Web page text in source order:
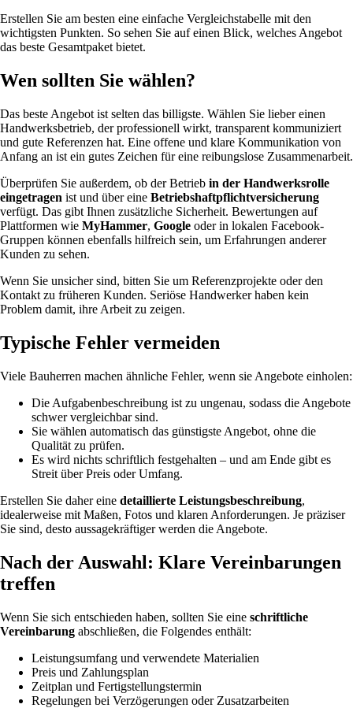
Erstellen Sie am besten eine einfache Vergleichstabelle mit den
wichtigsten Punkten. So sehen Sie auf einen Blick, welches Angebot
das beste Gesamtpaket bietet.
Wen sollten Sie wählen?
Das beste Angebot ist selten das billigste. Wählen Sie lieber einen
Handwerksbetrieb, der professionell wirkt, transparent kommuniziert
und gute Referenzen hat. Eine offene und klare Kommunikation von
Anfang an ist ein gutes Zeichen für eine reibungslose Zusammenarbeit.
Überprüfen Sie außerdem, ob der Betrieb in der Handwerksrolle
eingetragen ist und über eine Betriebshaftpflichtversicherung
verfügt. Das gibt Ihnen zusätzliche Sicherheit. Bewertungen auf
Plattformen wie MyHammer, Google oder in lokalen Facebook-
Gruppen können ebenfalls hilfreich sein, um Erfahrungen anderer
Kunden zu sehen.
Wenn Sie unsicher sind, bitten Sie um Referenzprojekte oder den
Kontakt zu früheren Kunden. Seriöse Handwerker haben kein
Problem damit, ihre Arbeit zu zeigen.
Typische Fehler vermeiden
Viele Bauherren machen ähnliche Fehler, wenn sie Angebote einholen:
Die Aufgabenbeschreibung ist zu ungenau, sodass die Angebote
schwer vergleichbar sind.
Sie wählen automatisch das günstigste Angebot, ohne die
Qualität zu prüfen.
Es wird nichts schriftlich festgehalten – und am Ende gibt es
Streit über Preis oder Umfang.
Erstellen Sie daher eine detaillierte Leistungsbeschreibung,
idealerweise mit Maßen, Fotos und klaren Anforderungen. Je präziser
Sie sind, desto aussagekräftiger werden die Angebote.
Nach der Auswahl: Klare Vereinbarungen
treffen
Wenn Sie sich entschieden haben, sollten Sie eine schriftliche
Vereinbarung abschließen, die Folgendes enthält:
Leistungsumfang und verwendete Materialien
Preis und Zahlungsplan
Zeitplan und Fertigstellungstermin
Regelungen bei Verzögerungen oder Zusatzarbeiten